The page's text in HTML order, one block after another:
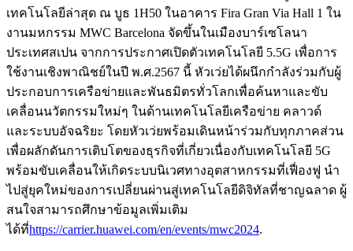
เทคโนโลยีล่าสุด ณ บูธ 1H50 ในอาคาร Fira Gran Via Hall 1 ใน
งานมหกรรม MWC Barcelona จัดขึ้นในเมืองบาร์เซโลนา
ประเทศสเปน จากการประกาศเปิดตัวเทคโนโลยี 5.5G เพื่อการ
ใช้งานเชิงพาณิชย์ในปี พ.ศ.2567 นี้ หัวเว่ยได้ผนึกกำลังร่วมกับผู้
ประกอบการเครือข่ายและพันธมิตรทั่วโลกเพื่อค้นหาและขับ
เคลื่อนนวัตกรรมใหม่ๆ ในด้านเทคโนโลยีเครือข่าย คลาวด์
และระบบอัจฉริยะ โดยหัวเว่ยพร้อมเดินหน้าร่วมกับทุกภาคส่วน
เพื่อผลักดันการเติบโตของธุรกิจที่เกี่ยวเนื่องกับเทคโนโลยี 5G
พร้อมขับเคลื่อนให้เกิดระบบนิเวศทางอุตสาหกรรมที่เฟื่องฟู นำ
ไปสู่ยุคใหม่ของการเปลี่ยนผ่านสู่เทคโนโลยีดิจิทัลที่ชาญฉลาด ผู้
สนใจสามารถศึกษาข้อมูลเพิ่มเติม
ได้ที่https://carrier.huawei.com/en/events/mwc2024.